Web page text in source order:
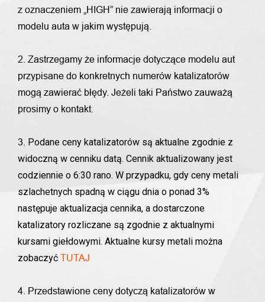
z oznaczeniem „HIGH” nie zawierają informacji o
modelu auta w jakim występują.
2. Zastrzegamy że informacje dotyczące modelu aut
przypisane do konkretnych numerów katalizatorów
mogą zawierać błędy. Jeżeli taki Państwo zauważą
prosimy o kontakt.
3. Podane ceny katalizatorów są aktualne zgodnie z
widoczną w cenniku datą. Cennik aktualizowany jest
codziennie o 6:30 rano. W przypadku, gdy ceny metali
szlachetnych spadną w ciągu dnia o ponad 3%
następuje aktualizacja cennika, a dostarczone
katalizatory rozliczane są zgodnie z aktualnymi
kursami giełdowymi. Aktualne kursy metali można
zobaczyć TUTAJ
4. Przedstawione ceny dotyczą katalizatorów w